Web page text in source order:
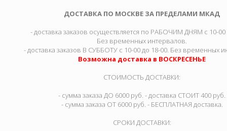
ДОСТАВКА ПО МОСКВЕ ЗА ПРЕДЕЛАМИ МКАД
- доставка заказов осуществляется по РАБОЧИМ ДНЯМ с 10-00
Без временных интервалов.
- доставка заказов В СУББОТУ с 10-00 до 18-00. Без временных
Возможна доставка в ВОСКРЕСЕНЬЕ
СТОИМОСТЬ ДОСТАВКИ:
- сумма заказа ДО 6000 руб. - доставка СТОИТ 400 руб.
- сумма заказа ОТ 6000 руб. - БЕСПЛАТНАЯ доставка.
СРОКИ ДОСТАВКИ: